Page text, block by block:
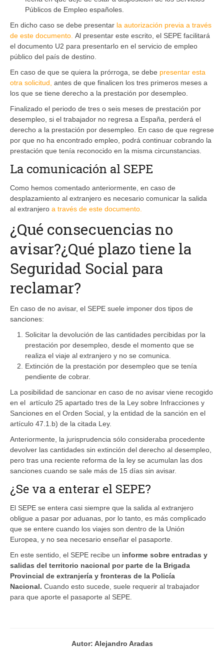
Públicos de Empleo españoles.
En dicho caso se debe presentar la autorización previa a través
de este documento. Al presentar este escrito, el SEPE facilitará
el documento U2 para presentarlo en el servicio de empleo
público del país de destino.
En caso de que se quiera la prórroga, se debe presentar esta
otra solicitud, antes de que finalicen los tres primeros meses a
los que se tiene derecho a la prestación por desempleo.
Finalizado el periodo de tres o seis meses de prestación por
desempleo, si el trabajador no regresa a España, perderá el
derecho a la prestación por desempleo. En caso de que regrese
por que no ha encontrado empleo, podrá continuar cobrando la
prestación que tenía reconocido en la misma circunstancias.
La comunicación al SEPE
Como hemos comentado anteriormente, en caso de
desplazamiento al extranjero es necesario comunicar la salida
al extranjero a través de este documento.
¿Qué consecuencias no
avisar?¿Qué plazo tiene la
Seguridad Social para
reclamar?
En caso de no avisar, el SEPE suele imponer dos tipos de
sanciones:
Solicitar la devolución de las cantidades percibidas por la
prestación por desempleo, desde el momento que se
realiza el viaje al extranjero y no se comunica.
Extinción de la prestación por desempleo que se tenía
pendiente de cobrar.
La posibilidad de sancionar en caso de no avisar viene recogido
en el artículo 25 apartado tres de la Ley sobre Infracciones y
Sanciones en el Orden Social, y la entidad de la sanción en el
artículo 47.1.b) de la citada Ley.
Anteriormente, la jurisprudencia sólo consideraba procedente
devolver las cantidades sin extinción del derecho al desempleo,
pero tras una reciente reforma de la ley se acumulan las dos
sanciones cuando se sale más de 15 días sin avisar.
¿Se va a enterar el SEPE?
El SEPE se entera casi siempre que la salida al extranjero
obligue a pasar por aduanas, por lo tanto, es más complicado
que se entere cuando los viajes son dentro de la Unión
Europea, y no sea necesario enseñar el pasaporte.
En este sentido, el SEPE recibe un informe sobre entradas y
salidas del territorio nacional por parte de la Brigada
Provincial de extranjería y fronteras de la Policía
Nacional. Cuando esto sucede, suele requerir al trabajador
para que aporte el pasaporte al SEPE.
Autor: Alejandro Aradas